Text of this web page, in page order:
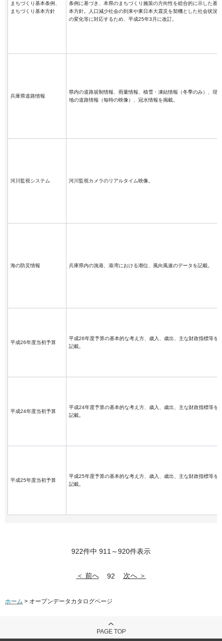
まちづくり基本条例、
まちづくり基本方針
条例に基づき、本県のまちづくり施策の方向性を総合的に示した基
本方針。人口減少社会の到来や東日本大震災を契機とした社会状況
の変化等に対応するため、平成25年3月に改訂。
兵庫県道路情報
県内の道路規制情報、雨量情報、積雪・凍結情報（冬季のみ）、現
地の道路情報（毎時の映像）、冠水情報を掲載。
河川監視システム 河川監視カメラのリアルタイム映像。
海の防災情報 兵庫県内の漁港、港湾における潮位、風向風速のデータを記載。
平成26年度当初予算
平成26年度予算の基本的な考え方、歳入、歳出、主な財政指標等を
記載。
平成24年度当初予算
平成24年度予算の基本的な考え方、歳入、歳出、主な財政指標等を
記載。
平成25年度当初予算
平成25年度予算の基本的な考え方、歳入、歳出、主な財政指標等を
記載。
922件中 911～920件表示
＜ 前へ 92 次へ ＞
ホーム > オープンデータカタログページ
PAGE TOP